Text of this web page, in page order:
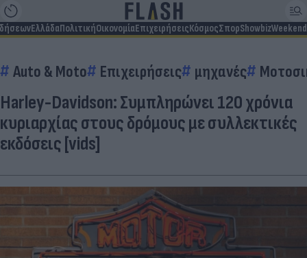
ΕλλάδαΠολιτικήΟικονομίαΕπιχειρήσειςΚόσμοςΣπορShowbizWeekend
Auto & Moto Επιχειρήσεις μηχανές
Harley-Davidson: Συμπληρώνει 120 χρόνια
κυριαρχίας στους δρόμους με συλλεκτικές
εκδόσεις [vids]